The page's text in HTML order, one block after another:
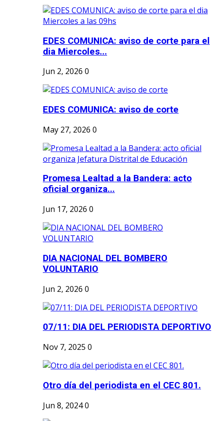
EDES COMUNICA: aviso de corte para el
dia Miercoles...
Jun 2, 2026 0
EDES COMUNICA: aviso de corte
May 27, 2026 0
Promesa Lealtad a la Bandera: acto
oficial organiza...
Jun 17, 2026 0
DIA NACIONAL DEL BOMBERO
VOLUNTARIO
Jun 2, 2026 0
07/11: DIA DEL PERIODISTA DEPORTIVO
Nov 7, 2025 0
Otro día del periodista en el CEC 801.
Jun 8, 20240